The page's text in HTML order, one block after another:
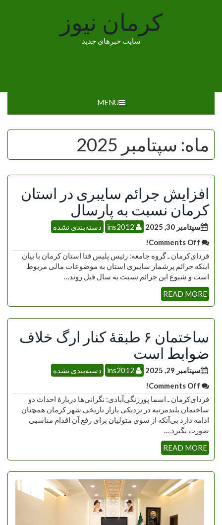
کرمان نیوز
سایت خبرهای جدید
MENU
ماه: سپتامبر 2025
افزایش جرائم سایبری در استان
کرمان نسبت به پارسال
سپتامبر 30, 2025
دسته‌بندی نشده
فردای‌کرمان ـ گروه جامعه: رئیس پلیس فتا استان کرمان با بیان
اینکه جرائم پرشمار سایبری استان به موضوعات مالی مربوط
است و شیوع این جرائم نسبت به سال قبل روند…
READ MORE
ساختمان ۶ طبقۀ کنار ارگ خلاف
ضوابط است
سپتامبر 29, 2025
دسته‌بندی نشده
فردای‌کرمان ـ اسما پورزنگی‌آبادی: نگرانی‌ها دربارۀ احداث دو
ساختمان بلندمرتبه در نزدیکی بازار تاریخی شهر کرمان همچنان
ادامه دارد بی‌آنکه از سوی متولیان برای رفع آن اقدام مناسبی
صورت بگیرد….
READ MORE